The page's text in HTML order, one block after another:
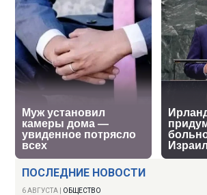
ПОСЛЕДНИЕ НОВОСТИ
6 АВГУСТА ОБЩЕСТВО